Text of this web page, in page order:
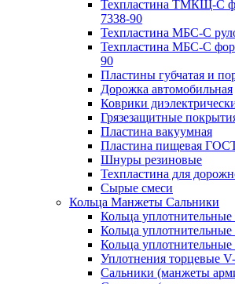
Техпластина ТМКЩ-С
7338-90
Техпластина МБС-С
Техпластина МБС-С
90
Пластины губчатая и
Дорожка автомобильная
Коврики
Грязезащитные
Пластина вакуумная
Пластина пищевая
Шнуры резиновые
Техпластина для
Сырые смеси
Кольца Манжеты Сальники
Кольца уплотнительные
Кольца уплотнительные
Кольца
Уплотнения торцевые
Сальники (манжеты